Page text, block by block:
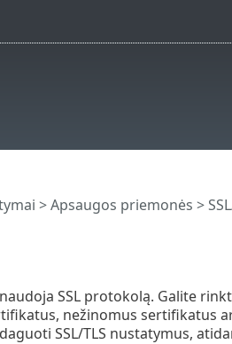
>Apsaugos priemonės >
SSL protokolą. Galite
nežinomus sertifikatus
SSL/TLS nustatymus,